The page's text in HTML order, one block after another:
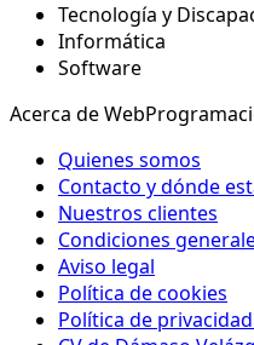
Tecnología y
Informática
Software
Acerca de
Quienes somos
Contacto y dónde
Nuestros clientes
Condiciones
Aviso legal
Política de cookies
Política de